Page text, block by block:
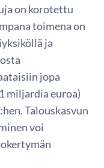
on korotettu
toimena on
ja
jopa
miljardia euroa)
Talouskasvun
voi